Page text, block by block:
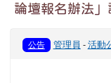
論壇報名辦法
公告 管理員 -活動